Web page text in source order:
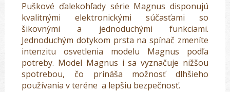
Puškové ďalekohľady série Magnus disponujú
kvalitnými elektronickými súčasťami so
šikovnými a jednoduchými funkciami.
Jednoduchým dotykom prsta na spínač zmeníte
intenzitu osvetlenia modelu Magnus podľa
potreby. Model Magnus i sa vyznačuje nižšou
spotrebou, čo prináša možnosť dlhšieho
používania v teréne a lepšiu bezpečnosť.